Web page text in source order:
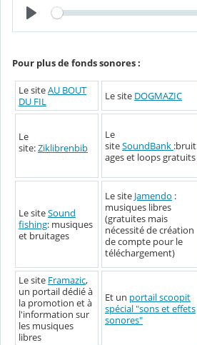
L
e
c
Pour plus de fonds sonores :
Le siteAU BOUT
DU FIL
Le site DOGMAZIC
Le
site:Ziklibrenbib
Le
siteSoundBank :bruit
ages et loops gratuits
Le siteSound
fishing: musiques
et bruitages
Le site Jamendo :
musiques libres
(gratuites mais
nécessité de création
de compte pour le
téléchargement)
Le site Framazic,
un portail dédié à
la promotion et à
l'information sur
les musiques
libres
Et un portail scoopit
spécial "sons et effets
sonores"